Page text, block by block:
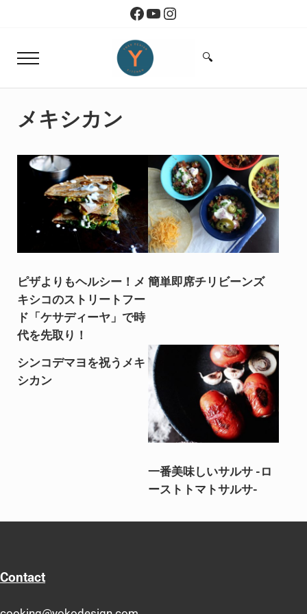
Skip to header right navigationFacebook
YouTube
Instagram
Menu
Yoko Design Kitchen
Search...
🔍
メキシカン
ピザよりもヘルシー！メ
キシコのストリートフー
ド「ケサディーヤ」で時
代を先取り！
簡単即席チリビーンズ
シンコデマヨを祝うメキ
シカン
一番美味しいサルサ -ロ
ーストトマトサルサ-
Contact